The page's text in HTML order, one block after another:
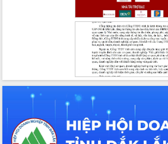
Đắk Lắk: Tôn vinh 46 giải pháp tại Hội
thi Sáng tạo Kỹ thuật 2024 - 2025
Đắk Lắk rà soát, điều chỉnh Đề án 190
về phát triển nuôi trồng thủy sản
Phó Chủ tịch UBND tỉnh Đắk Lắk
Trương Công Thái kiểm tra thực địa
Dự án cao tốc Khánh Hòa - Buôn Ma
Định vị cà phê Việt Nam như một “di
sản sống” trong dòng chảy toàn cầu
Xây dựng nông thôn mới: Nâng cao đời